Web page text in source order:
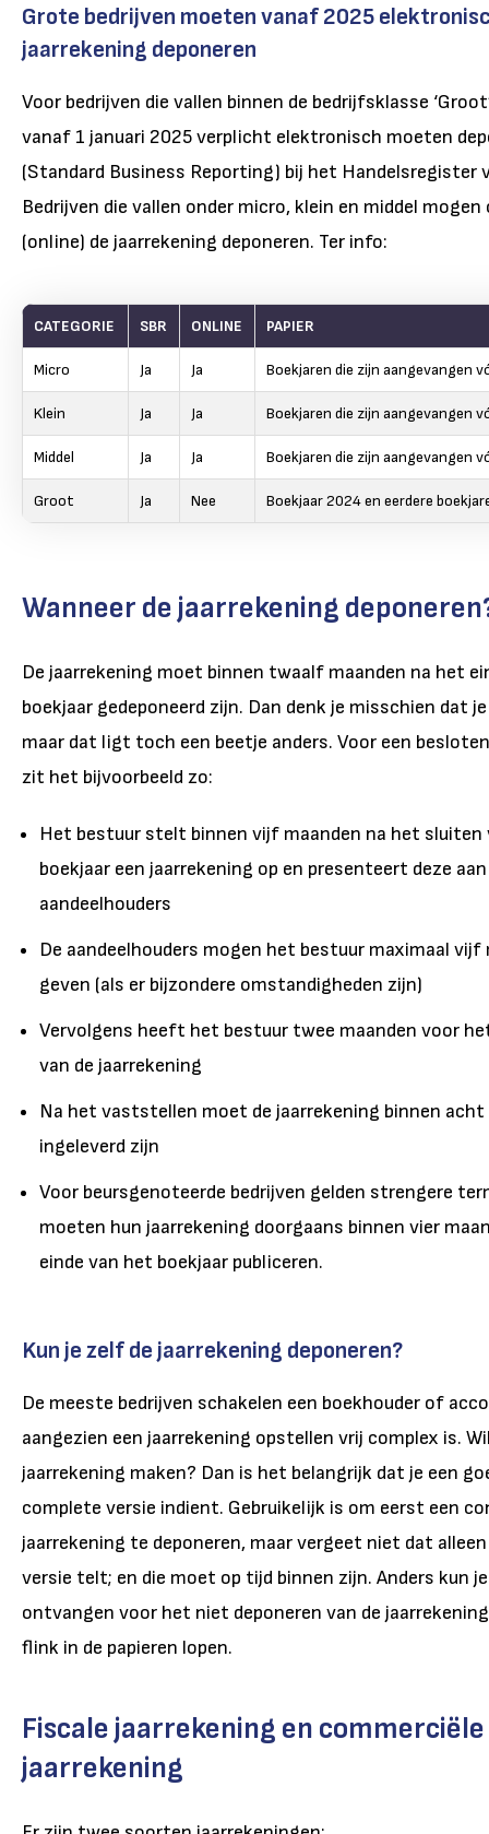
Grote bedrijven moeten vanaf 2025
jaarrekening deponeren
Voor bedrijven die vallen binnen de bedrijfsklasse
vanaf 1 januari 2025 verplicht elektronisch moeten
(Standard Business Reporting) bij het Handelsregister
Bedrijven die vallen onder micro, klein en middel
(online) de jaarrekening deponeren. Ter info:
CATEGORIE SBR ONLINE PAPIER
Micro Ja Ja Boekjaren die zijn aangevangen
Klein Ja Ja Boekjaren die zijn aangevangen
Middel Ja Ja Boekjaren die zijn aangevangen
Groot Ja Nee Boekjaar 2024 en eerdere
Wanneer de jaarrekening
De jaarrekening moet binnen twaalf maanden na het
boekjaar gedeponeerd zijn. Dan denk je misschien dat
maar dat ligt toch een beetje anders. Voor een
zit het bijvoorbeeld zo:
Het bestuur stelt binnen vijf maanden na het sluiten
boekjaar een jaarrekening op en presenteert deze
aandeelhouders
De aandeelhouders mogen het bestuur maximaal
geven (als er bijzondere omstandigheden zijn)
Vervolgens heeft het bestuur twee maanden voor
van de jaarrekening
Na het vaststellen moet de jaarrekening binnen acht
ingeleverd zijn
Voor beursgenoteerde bedrijven gelden strengere
moeten hun jaarrekening doorgaans binnen vier
einde van het boekjaar publiceren.
Kun je zelf de jaarrekening deponeren?
De meeste bedrijven schakelen een boekhouder of
aangezien een jaarrekening opstellen vrij complex is.
jaarrekening maken? Dan is het belangrijk dat je een
complete versie indient. Gebruikelijk is om eerst een
jaarrekening te deponeren, maar vergeet niet dat
versie telt; en die moet op tijd binnen zijn. Anders kun
ontvangen voor het niet deponeren van de
flink in de papieren lopen.
Fiscale jaarrekening en commerciële
jaarrekening